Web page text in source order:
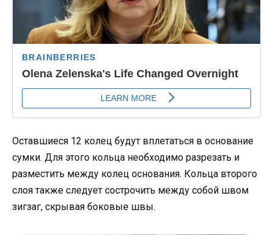
Оставшиеся 12 колец будут вплетаться в основание
сумки. Для этого кольца необходимо разрезать и
разместить между колец основания. Кольца второго
слоя также следует сострочить между собой швом
зигзаг, скрывая боковые швы.